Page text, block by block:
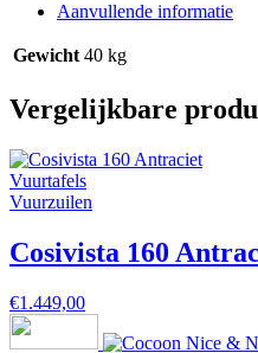
Aanvullende informatie
Gewicht 40 kg
Vergelijkbare
Vuurtafels
Vuurzuilen
Cosivista 160
€1.449,00